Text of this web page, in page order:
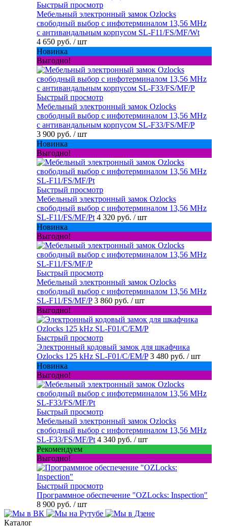
Быстрый просмотр
Мебельный электронный замок Ozlocks
свободный выбор с инфотерминалом 13,56 MHz
с антивандальным корпусом SL-F11/FS/MF/Wt
4 650 руб. / шт
Новинка
Выгодно!
Быстрый просмотр
Мебельный электронный замок Ozlocks
свободный выбор с инфотерминалом 13,56 MHz
с антивандальным корпусом SL-F33/FS/MF/P
3 900 руб. / шт
Новинка
Выгодно!
Быстрый просмотр
Мебельный электронный замок Ozlocks
свободный выбор с инфотерминалом 13,56 MHz
SL-F11/FS/MF/Pt 4 320 руб. / шт
Новинка
Выгодно!
Быстрый просмотр
Мебельный электронный замок Ozlocks
свободный выбор с инфотерминалом 13,56 MHz
SL-F11/FS/MF/P 3 860 руб. / шт
Выгодно!
Быстрый просмотр
Электронный кодовый замок для шкафчика
Ozlocks 125 kHz SL-F01/C/EM/P 3 480 руб. / шт
Новинка
Выгодно!
Быстрый просмотр
Мебельный электронный замок Ozlocks
свободный выбор с инфотерминалом 13,56 MHz
SL-F33/FS/MF/Pt 4 340 руб. / шт
Рекомендуем
Выгодно!
Быстрый просмотр
Программное обеспечение "OZLocks: Inspection"
8 900 руб. / шт
Каталог